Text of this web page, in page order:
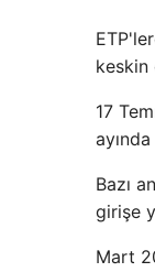
keskin
17
Bazı
girişe
Mart